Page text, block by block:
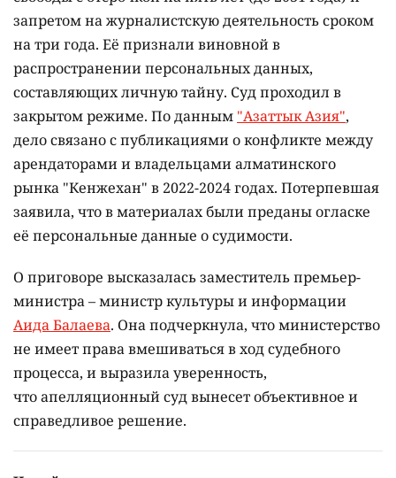
запретом на журналистскую деятельность сроком
на три года. Её признали виновной в
распространении персональных данных,
составляющих личную тайну. Суд проходил в
закрытом режиме. По данным "Азаттык Азия",
дело связано с публикациями о конфликте между
арендаторами и владельцами алматинского
рынка "Кенжехан" в 2022-2024 годах. Потерпевшая
заявила, что в материалах были преданы огласке
её персональные данные о судимости.
О приговоре высказалась заместитель премьер-
министра – министр культуры и информации
Аида Балаева. Она подчеркнула, что министерство
не имеет права вмешиваться в ход судебного
процесса, и выразила уверенность,
что апелляционный суд вынесет объективное и
справедливое решение.